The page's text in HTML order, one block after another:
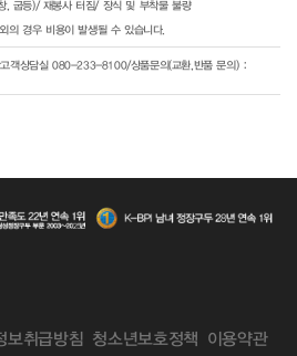
의 경우 비용이 발생될 수 있습니다.
객상담실 080-233-8100/상품문의(교환,반품 문의) :
보취급방침 청소년보호정책 이용약관